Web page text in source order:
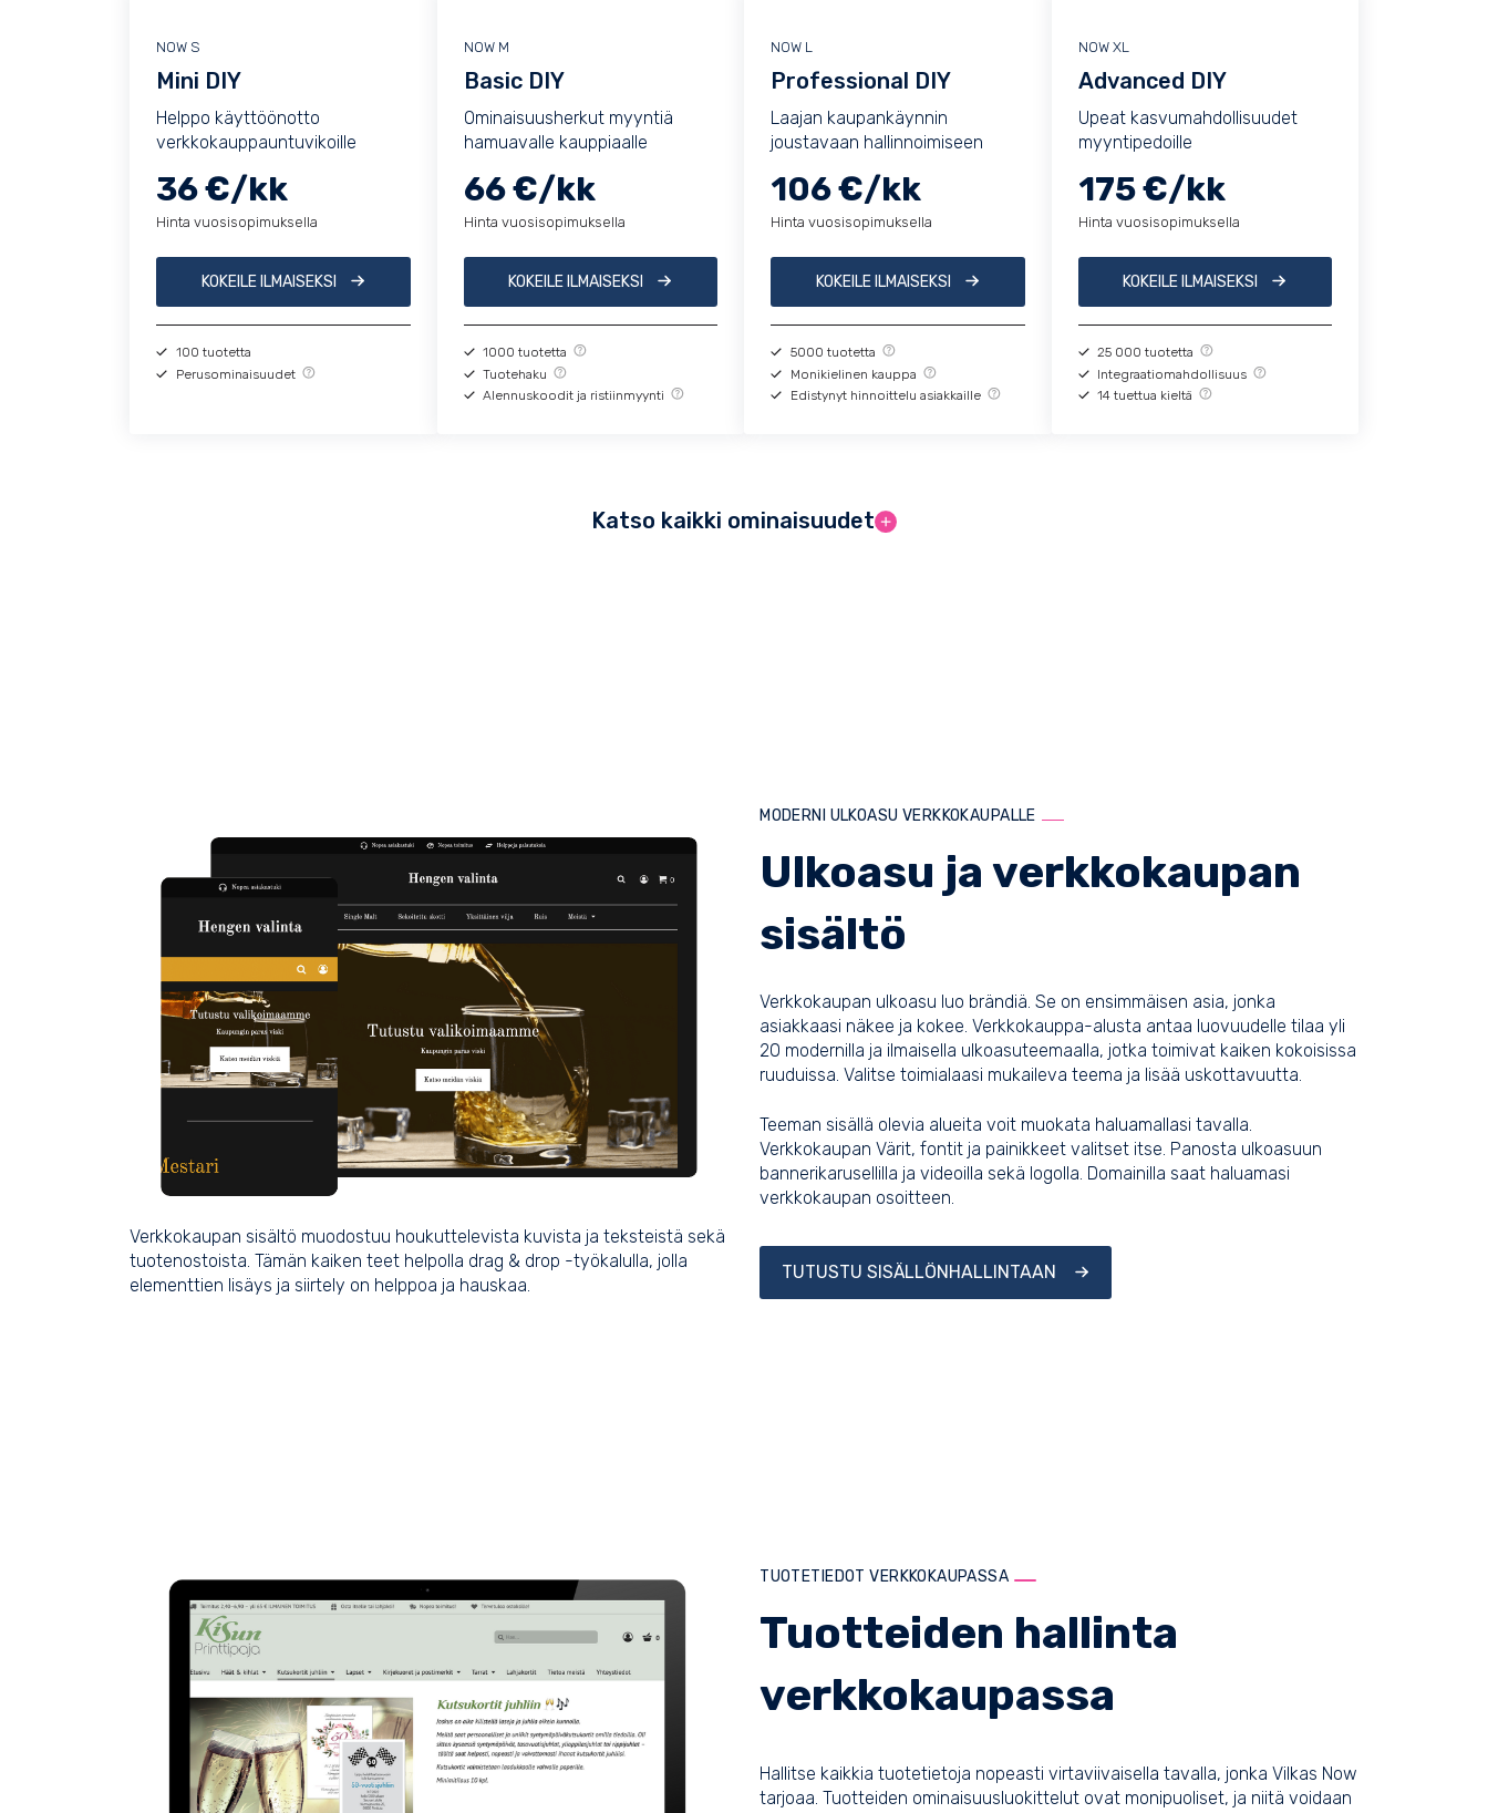
NOW S
Mini DIY
Helppo käyttöönotto
verkkokauppauntuvikoille
36 €/kk
Hinta vuosisopimuksella
KOKEILE ILMAISEKSI
100 tuotetta
Perusominaisuudet
NOW M
Basic DIY
Ominaisuusherkut myyntiä
hamuavalle kauppiaalle
66 €/kk
Hinta vuosisopimuksella
KOKEILE ILMAISEKSI
1000 tuotetta
Tuotehaku
Alennuskoodit ja ristiinmyynti
NOW L
Professional DIY
Laajan kaupankäynnin
joustavaan hallinnoimiseen
106 €/kk
Hinta vuosisopimuksella
KOKEILE ILMAISEKSI
5000 tuotetta
Monikielinen kauppa
Edistynyt hinnoittelu asiakkaille
NOW XL
Advanced DIY
Upeat kasvumahdollisuudet
myyntipedoille
175 €/kk
Hinta vuosisopimuksella
KOKEILE ILMAISEKSI
25 000 tuotetta
Integraatiomahdollisuus
14 tuettua kieltä
Katso kaikki ominaisuudet
Verkkokaupan sisältö muodostuu houkuttelevista kuvista ja teksteistä sekä
tuotenostoista. Tämän kaiken teet helpolla drag & drop -työkalulla, jolla
elementtien lisäys ja siirtely on helppoa ja hauskaa.
MODERNI ULKOASU VERKKOKAUPALLE
Ulkoasu ja verkkokaupan
sisältö
Verkkokaupan ulkoasu luo brändiä. Se on ensimmäisen asia, jonka
asiakkaasi näkee ja kokee. Verkkokauppa-alusta antaa luovuudelle tilaa yli
20 modernilla ja ilmaisella ulkoasuteemaalla, jotka toimivat kaiken kokoisissa
ruuduissa. Valitse toimialaasi mukaileva teema ja lisää uskottavuutta.
Teeman sisällä olevia alueita voit muokata haluamallasi tavalla.
Verkkokaupan Värit, fontit ja painikkeet valitset itse. Panosta ulkoasuun
bannerikarusellilla ja videoilla sekä logolla. Domainilla saat haluamasi
verkkokaupan osoitteen.
TUTUSTU SISÄLLÖNHALLINTAAN
TUOTETIEDOT VERKKOKAUPASSA
Tuotteiden hallinta
verkkokaupassa
Hallitse kaikkia tuotetietoja nopeasti virtaviivaisella tavalla, jonka Vilkas Now
tarjoaa. Tuotteiden ominaisuusluokittelut ovat monipuoliset, ja niitä voidaan